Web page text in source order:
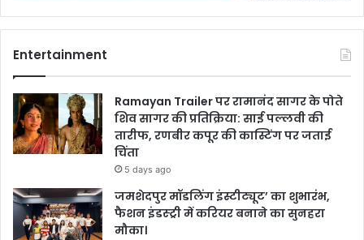
Entertainment
Ramayan Trailer पर रामानंद सागर के पोते
शिव सागर की प्रतिक्रिया: साई पल्लवी की
तारीफ, रणबीर कपूर की कास्टिंग पर जताई
चिंता
5 days ago
जमशेदपुर मॉडलिंग इंस्टीट्यूट’ का शुभारंभ,
फैशन इंडस्ट्री में करियर बनाने का सुनहरा
मौका।